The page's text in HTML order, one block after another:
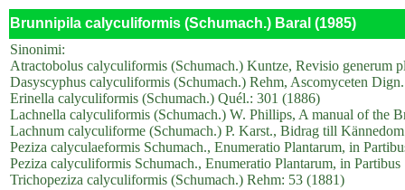
Brunnipila calyculiformis (Schumach.) Baral (1985)
Sinonimi:
Atractobolus calyculiformis (Schumach.) Kuntze, Revisio generum
Dasyscyphus calyculiformis (Schumach.) Rehm, Ascomyceten
Erinella calyculiformis (Schumach.) Quél.: 301 (1886)
Lachnella calyculiformis (Schumach.) W. Phillips, A manual of the
Lachnum calyculiforme (Schumach.) P. Karst., Bidrag till
Peziza calyculaeformis Schumach., Enumeratio Plantarum, in
Peziza calyculiformis Schumach., Enumeratio Plantarum, in
Trichopeziza calyculiformis (Schumach.) Rehm: 53 (1881)